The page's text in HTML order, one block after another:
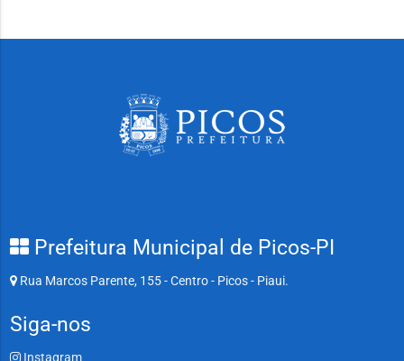
Prefeitura Municipal de Picos-PI
Rua Marcos Parente, 155 - Centro - Picos - Piaui.
Siga-nos
Instagram